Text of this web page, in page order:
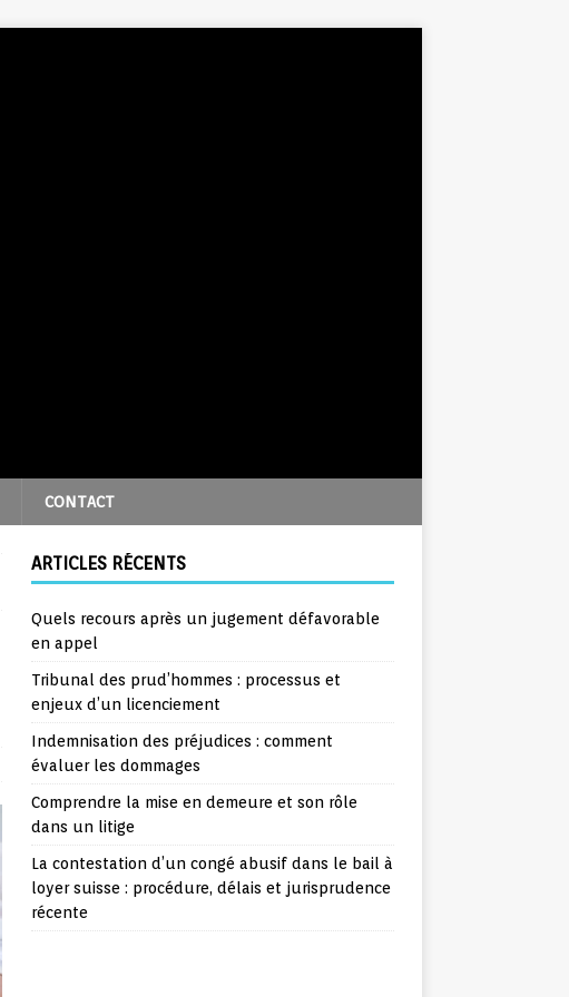
CONTACT
ARTICLES RÉCENTS
Quels recours après un jugement défavorable
en appel
Tribunal des prud’hommes : processus et
enjeux d’un licenciement
Indemnisation des préjudices : comment
évaluer les dommages
Comprendre la mise en demeure et son rôle
dans un litige
La contestation d’un congé abusif dans le bail à
loyer suisse : procédure, délais et jurisprudence
récente